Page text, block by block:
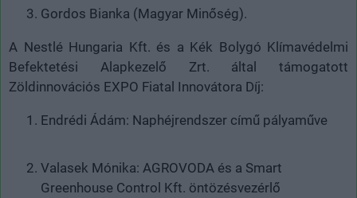
Gordos Bianka (Magyar Minőség).
A Nestlé Hungaria Kft. és a Kék Bolygó Klímavédelmi
Befektetési Alapkezelő Zrt. által támogatott
Zöldinnovációs EXPO Fiatal Innovátora Díj:
Endrédi Ádám: Naphéjrendszer című pályaműve
Valasek Mónika: AGROVODA és a Smart
Greenhouse Control Kft. öntözésvezérlő